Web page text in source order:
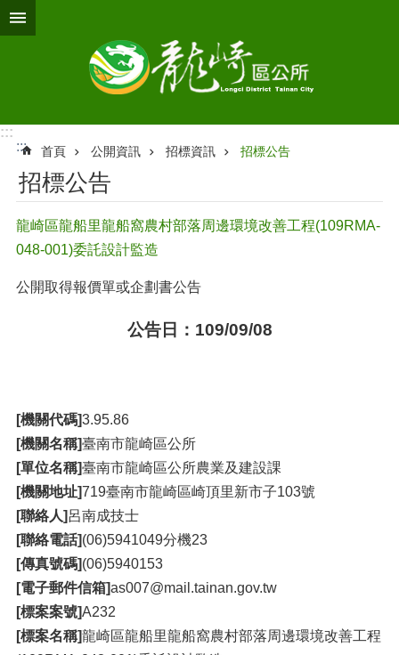
跳到主要內容區塊
:::
:::
首頁 公開資訊 招標資訊 招標公告
招標公告
龍崎區龍船里龍船窩農村部落周邊環境改善工程(109RMA-
048-001)委託設計監造
公開取得報價單或企劃書公告
公告日：109/09/08
[機關代碼]3.95.86
[機關名稱]臺南市龍崎區公所
[單位名稱]臺南市龍崎區公所農業及建設課
[機關地址]719臺南市龍崎區崎頂里新市子103號
[聯絡人]呂南成技士
[聯絡電話](06)5941049分機23
[傳真號碼](06)5940153
[電子郵件信箱]as007@mail.tainan.gov.tw
[標案案號]A232
[標案名稱]龍崎區龍船里龍船窩農村部落周邊環境改善工程